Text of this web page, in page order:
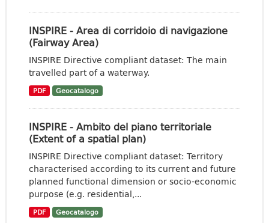
INSPIRE - Area di corridoio di navigazione
(Fairway Area)
INSPIRE Directive compliant dataset: The main
travelled part of a waterway.
PDF Geocatalogo
INSPIRE - Ambito del piano territoriale
(Extent of a spatial plan)
INSPIRE Directive compliant dataset: Territory
characterised according to its current and future
planned functional dimension or socio-economic
purpose (e.g. residential,...
PDF Geocatalogo